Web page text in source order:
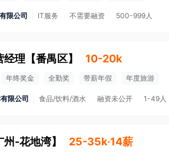
限公司 IT服务 不需要融资 500-999人
经理 【番禺区】 10-20k
年终奖金 全勤奖 带薪年假 年度旅游
限公司 食品/饮料/酒水 融资未公开 1-49人
州-花地湾】 25-35k·14薪